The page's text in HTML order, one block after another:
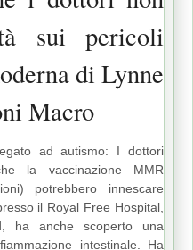
sui pericoli
di Lynne
Macro
ad autismo: I dottori
la vaccinazione MMR
potrebbero innescare
il Royal Free Hospital,
ha anche scoperto una
intestinale. Ha